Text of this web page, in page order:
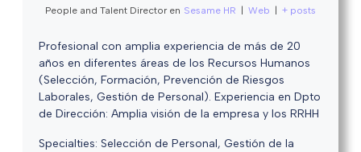
People and Talent Director en Sesame HR | Web | + posts
Profesional con amplia experiencia de más de 20
años en diferentes áreas de los Recursos Humanos
(Selección, Formación, Prevención de Riesgos
Laborales, Gestión de Personal). Experiencia en Dpto
de Dirección: Amplia visión de la empresa y los RRHH
Specialties: Selección de Personal, Gestión de la